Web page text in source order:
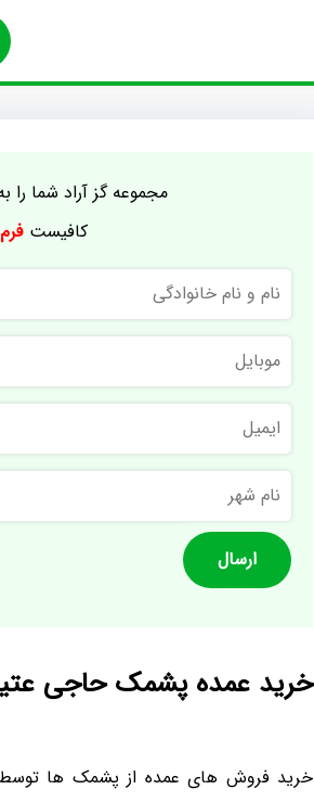
مجموعه گز آراد شما
کافیستفرم
و
نام
خانوادگی
موبایل
ایمیل
نام
شهر
خرید عمده پشمک حاجی
خرید فروش های عمده از پشمک ها توسط